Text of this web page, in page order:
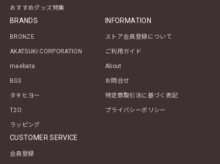
おすすめグッズ特集
BRANDS
BRONZE
AKATSUKI CORPORATION
maebata
BSS
タキヒヨー
T2O
ラッピング
INFORMATION
ストア会員登録について
ご利用ガイド
About
お問合せ
特定商取引法に基づく表記
プライバシーポリシー
CUSTOMER SERVICE
会員登録